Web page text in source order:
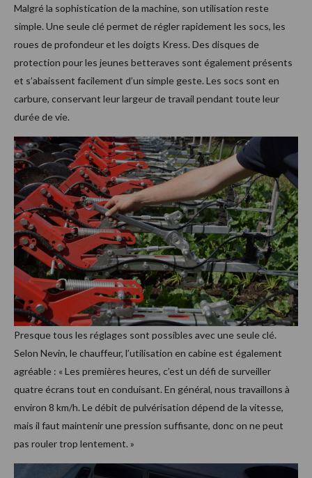
Malgré la sophistication de la machine, son utilisation reste
simple. Une seule clé permet de régler rapidement les socs, les
roues de profondeur et les doigts Kress. Des disques de
protection pour les jeunes betteraves sont également présents
et s’abaissent facilement d’un simple geste. Les socs sont en
carbure, conservant leur largeur de travail pendant toute leur
durée de vie.
Presque tous les réglages sont possibles avec une seule clé.
Selon Nevin, le chauffeur, l’utilisation en cabine est également
agréable : « Les premières heures, c’est un défi de surveiller
quatre écrans tout en conduisant. En général, nous travaillons à
environ 8 km/h. Le débit de pulvérisation dépend de la vitesse,
mais il faut maintenir une pression suffisante, donc on ne peut
pas rouler trop lentement. »